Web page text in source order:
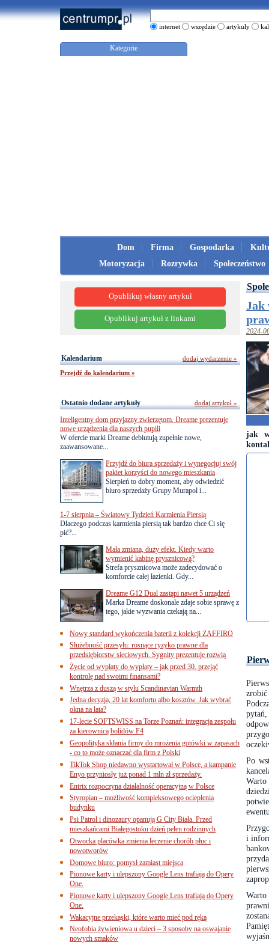
internet wszędzie artykuły
Kategorie
Dom Firma Gospodarka
Motoryzacja
Rozrywka Społeczeństwo
Jak
2024-
jak
Po
i
Opublikuj własny artykuł
Opublikuj artykuł z linkami
Kalendarium
Przejdź do kalendarium »
dodaj wydarzenie »
Ostatnio dodane artykuły
Inteligentny dom przyjazny zwierzętom. Dreame prezentuje
nowe urządzenia dla naszych pupili
W ofercie marki Dreame debiutują zupełnie nowe,
zaawansowane...
Przyjdź do biura sprzedaży i wynegocjuj swój
pakiet korzyści do nowego mieszkania
Sierpień to dobry moment, aby odwiedzić
biuro sprzedaży Grupy Murapol i...
1-7 sierpnia – Światowy Tydzień Karmienia Piersią
Dlaczego podczas karmienia piersią tak bardzo chce Ci się
pić?...
Mała zmiana, duży efekt. Kiedy warto
wymienić kabinę prysznicową?
Strefa prysznicowa może zadecydować o
komforcie całej łazienki. Gdy...
Dreame G12 Dual zastąpi nawet 5 urządzeń
Marka Dreame doskonale zdaje sobie sprawę z
tego, jakie wyzwania czekają na...
Nowy standard wykończenia baterii z kolekcji ZAFFIRO
Służebność przesyłu: rosnące ryzyko prawne dla
przedsiębiorstw sieciowych. Sygnity prezentuje rozwią
Życie od wypłaty do wypłaty – jak przed 30. przejąć
kontrolę nad swoimi finansami?
Wnętrza z duszą w stylu Scandinavian Warmth
Jedna decyzja, 20 lat komfortu albo kosztów. Jak wybrać
okna na lata?
17-lecie SOFTSWISS na Torze Poznań: integracja zespołu
za kierownicą bolidów F4
Geopolityka skłania firmy do mrożenia gotówki w zapasach
- co to może oznaczać dla firm z Polski
TikTok Shop niedawno wystartował w Polsce, a kampanie
Enyo przyniosły już ponad 1 mln zł sprzedaży.
Entrix rozpoczyna działalność operacyjną w Polsce
Styropian – możliwość kompleksowego ocieplenia
budynku
Psi Patrol i dinozaury opanują G City Biała. Przed
mieszkańcami Białegostoku dzień pełen rodzinnych
Otwocka placówka zmienia leczenie chorób płuc i
nowotworów
Domowe biuro: pomysł zamiast miejsca
Pionowe karty i ulepszony Google Lens trafiają do Opery
One.
Pionowe karty i ulepszony Google Lens trafiają do Opery
One.
Wakacyjne przekąski, które warto mieć pod ręką
Neofobia żywieniowa u dzieci – 3 sposoby na oswajanie
nowych smaków
dodaj artykuł »